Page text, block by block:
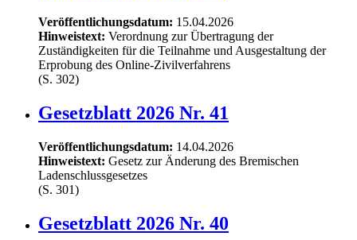
Veröffentlichungsdatum: 15.04.2026
Hinweistext: Verordnung zur Übertragung der
Zuständigkeiten für die Teilnahme und Ausgestaltung der
Erprobung des Online-Zivilverfahrens
(S. 302)
Gesetzblatt 2026 Nr. 41
Veröffentlichungsdatum: 14.04.2026
Hinweistext: Gesetz zur Änderung des Bremischen
Ladenschlussgesetzes
(S. 301)
Gesetzblatt 2026 Nr. 40